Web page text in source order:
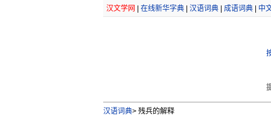
汉文学网 在线新华字典| 汉语词典| 成语词典| 中
汉语词典>残兵的解释